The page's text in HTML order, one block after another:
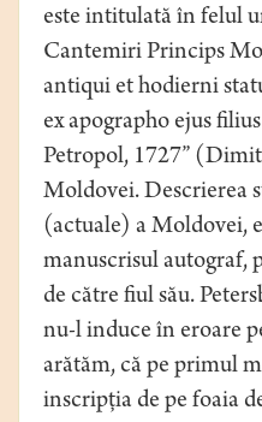
este intitulată în felul
Cantemiri Princips
antiqui et hodierni
ex apographo ejus
Petropol, 1727”
Moldovei. Descrierea
(actuale) a Moldovei,
manuscrisul autograf,
de către fiul său.
nu-l induce în eroare
arătăm, că pe primul
inscripţia de pe foaia